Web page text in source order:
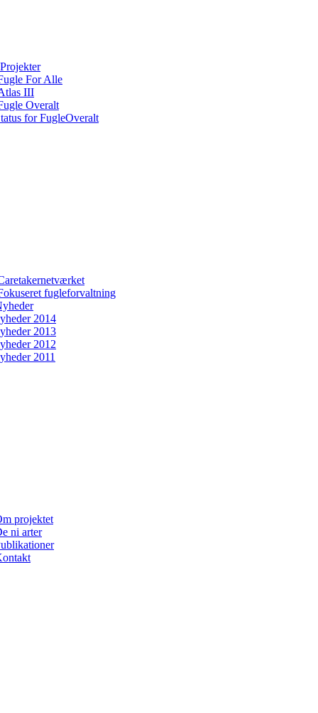
Projekter
For Alle
III
Overalt
for FugleOveralt
fugleforvaltning
2014
2013
2012
2011
projektet
ni arter